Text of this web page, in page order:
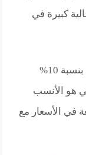
كبيرة في
كما تُعزز الشركة هذا العرض بخصم خاص بنسبة 10%
هو الأنسب
في الأسعار مع